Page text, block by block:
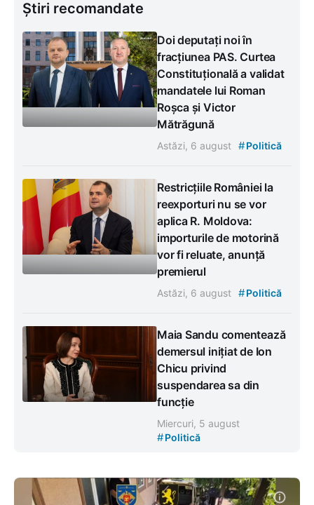
Știri recomandate
Doi deputați noi în
fracțiunea PAS. Curtea
Constituțională a validat
mandatele lui Roman
Roșca și Victor
Mătrăgună
Astăzi, 6 august #Politică
Restricțiile României la
reexporturi nu se vor
aplica R. Moldova:
importurile de motorină
vor fi reluate, anunță
premierul
Astăzi, 6 august #Politică
Maia Sandu comentează
demersul inițiat de Ion
Chicu privind
suspendarea sa din
funcție
Miercuri, 5 august
#Politică